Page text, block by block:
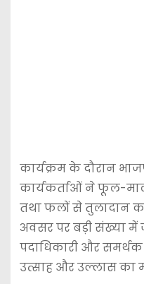
कार्यक्रम के दौरान
कार्यकर्ताओं ने फूल-
तथा फलों से तुलादान
अवसर पर बड़ी संख्या में
पदाधिकारी और समर्थक
उत्साह और उल्लास का